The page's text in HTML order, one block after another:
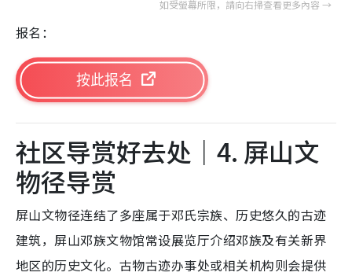
报名：
按此报名
社区导赏好去处｜4. 屏山文
物径导赏
屏山文物径连结了多座属于邓氏宗族、历史悠久的古迹
建筑，屏山邓族文物馆常设展览厅介绍邓族及有关新界
地区的历史文化。古物古迹办事处或相关机构则会提供